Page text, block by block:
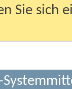
Sie sich